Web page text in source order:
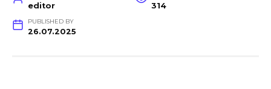
editor 314
PUBLISHED BY
26.07.2025